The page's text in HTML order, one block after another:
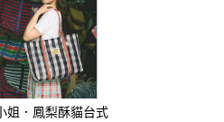
姐．鳳梨酥貓台式